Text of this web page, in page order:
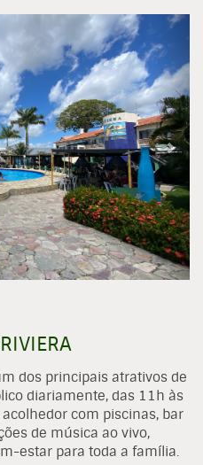
dos principais atrativos de
diariamente, das 11h às
com piscinas, bar
de música ao vivo,
estar para toda a família.